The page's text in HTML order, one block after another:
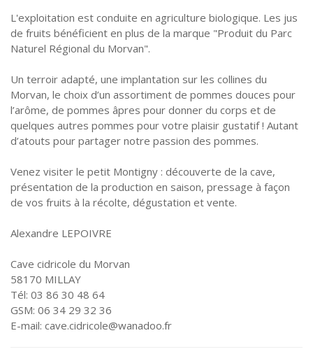
L'exploitation est conduite en agriculture biologique. Les jus
de fruits bénéficient en plus de la marque "Produit du Parc
Naturel Régional du Morvan".
Un terroir adapté, une implantation sur les collines du
Morvan, le choix d’un assortiment de pommes douces pour
l’arôme, de pommes âpres pour donner du corps et de
quelques autres pommes pour votre plaisir gustatif ! Autant
d’atouts pour partager notre passion des pommes.
Venez visiter le petit Montigny : découverte de la cave,
présentation de la production en saison, pressage à façon
de vos fruits à la récolte, dégustation et vente.
Alexandre LEPOIVRE
Cave cidricole du Morvan
58170 MILLAY
Tél: 03 86 30 48 64
GSM: 06 34 29 32 36
E-mail: cave.cidricole@wanadoo.fr